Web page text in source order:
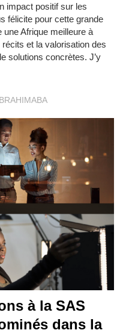
impact positif sur les
félicite pour cette grande
une Afrique meilleure à
et la valorisation des
solutions concrètes. J’y
à la SAS
dans la